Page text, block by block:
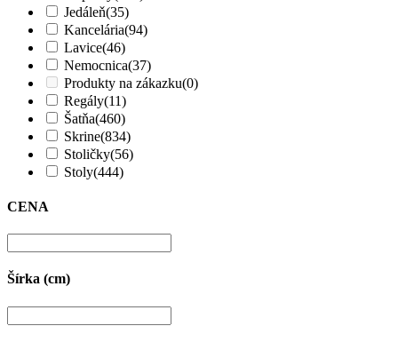
Jedáleň(35)
Kancelária(94)
Lavice(46)
Nemocnica(37)
Produkty na zákazku(0)
Regály(11)
Šatňa(460)
Skrine(834)
Stoličky(56)
Stoly(444)
CENA
Šírka (cm)